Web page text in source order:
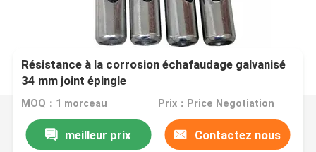
Résistance à la corrosion échafaudage galvanisé
34 mm joint épingle
MOQ：1 morceau Prix：Price Negotiation
meilleur prix Contactez nous